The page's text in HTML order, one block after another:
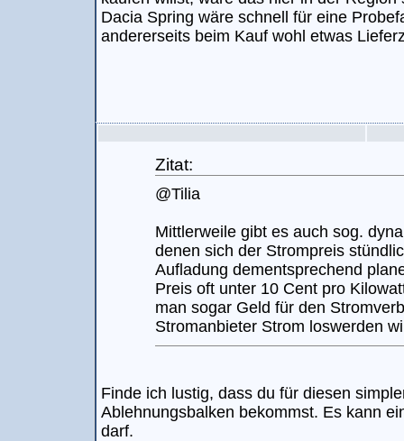
Dacia Spring wäre schnell für eine
andererseits beim Kauf wohl etwas
Zitat:
@Tilia
Mittlerweile gibt es auch sog.
denen sich der Strompreis
Aufladung dementsprechend
Preis oft unter 10 Cent pro
man sogar Geld für den
Stromanbieter Strom loswerden
Finde ich lustig, dass du für diesen
Ablehnungsbalken bekommst. Es kann
darf.